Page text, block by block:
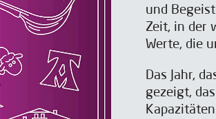
und
Zeit, in der
Werte, die
Das Jahr,
gezeigt,